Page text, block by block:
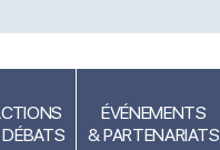
ÉVÉNEMENTS
& PARTENARIATS